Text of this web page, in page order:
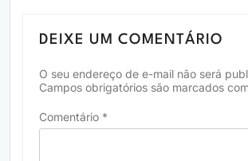
DEIXE UM COMENTÁRIO
O seu endereço de e-mail não será
Campos obrigatórios são marcados
Comentário *